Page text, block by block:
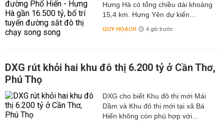
Hưng Hà có tổng chiều dài khoảng
15,4 km. Hưng Yên dự kiến...
QUY HOẠCH 4 giờ trước
DXG rút khỏi hai khu đô thị 6.200 tỷ ở Cần Thơ,
Phú Thọ
DXG cho biết Khu đô thị mới Mái
Dầm và Khu đô thị mới tại xã Bá
Hiến không còn phù hợp với...